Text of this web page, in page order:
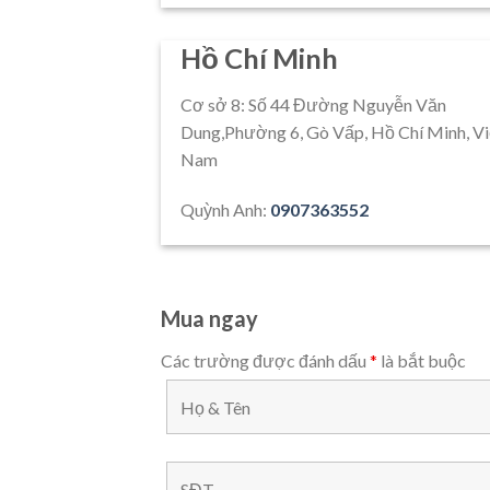
Hồ Chí Minh
Cơ sở 8: Số 44 Đường Nguyễn Văn
Dung,Phường 6, Gò Vấp, Hồ Chí Minh,
Nam
Quỳnh Anh: 0907363552
Mua ngay
Các trường được đánh dấu * là bắt buộc